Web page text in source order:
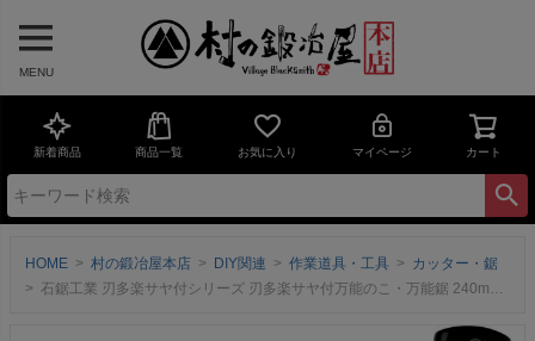
MENU
新着商品 商品一覧 お気に入り マイページ カート
HOME 村の鍛冶屋本店 DIY関連 作業道具・工具
カッター・鋸
石鋸工業 刃多楽サヤ付シリーズ 刃多楽サヤ付万能のこ・万能鋸 240mm INK-0614 木材・生木が切れる